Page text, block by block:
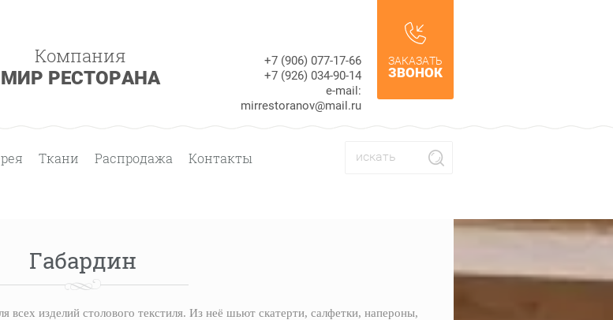
Компания
МИР РЕСТОРАНА
ЗАКАЗАТЬ
ЗВОНОК
+7 (906) 077-17-66
+7 (926) 034-90-14
e-mail:
mirrestoranov@mail.ru
Ткани Распродажа Контакты
Габардин
всех изделий столового текстиля. Из неё шьют скатерти, салфетки, напероны,